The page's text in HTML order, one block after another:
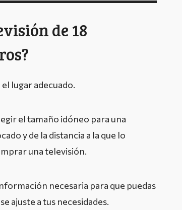
de 18
lugar adecuado.
el tamaño idóneo para una
y de la distancia a la que lo
una televisión.
necesaria para que puedas
ajuste a tus necesidades.